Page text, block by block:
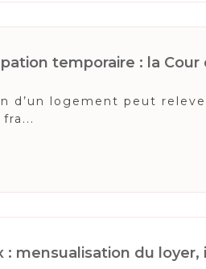
temporaire : la
d’un logement peut
: mensualisation du